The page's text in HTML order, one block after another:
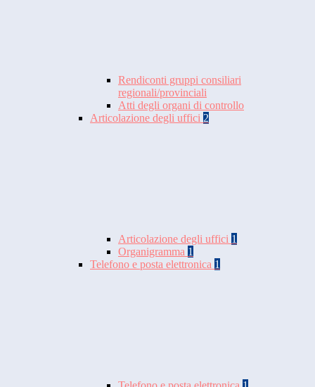
Rendiconti gruppi consiliari
regionali/provinciali
Atti degli organi di controllo
Articolazione degli uffici 2
Articolazione degli uffici 1
Organigramma 1
Telefono e posta elettronica 1